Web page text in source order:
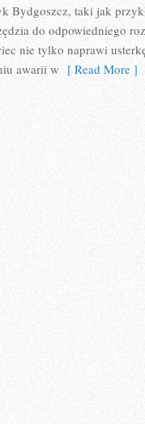
Bydgoszcz, taki jak
do odpowiedniego
nie tylko naprawi
awarii w [ Read More ]